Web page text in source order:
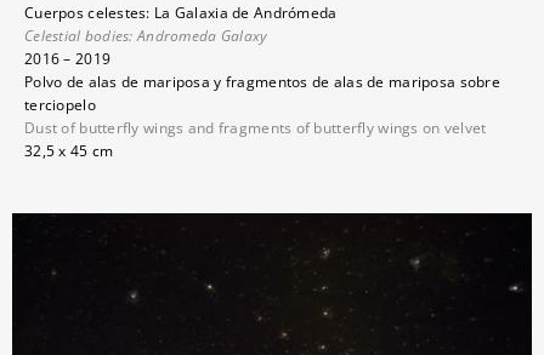
Cuerpos celestes: La Galaxia de Andrómeda
Celestial bodies:Andromeda Galaxy
2016 – 2019
Polvo de alas de mariposa y fragmentos de alas de mariposa sobre
terciopelo
Dust of butterfly wings and fragments of butterfly wings on velvet
32,5 x 45 cm